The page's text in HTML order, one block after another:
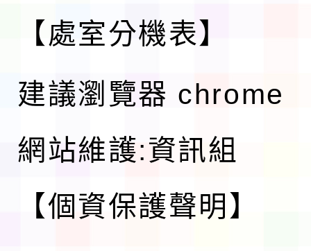
【處室分機表】
建議瀏覽器 chrome
網站維護:資訊組
【個資保護聲明】